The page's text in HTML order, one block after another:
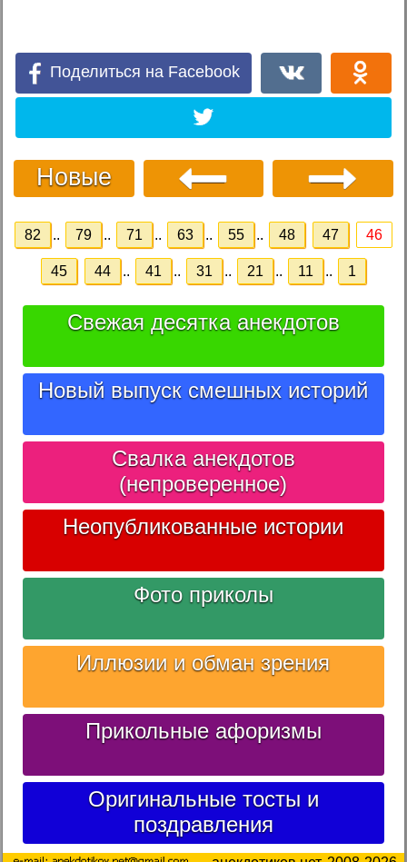
Поделиться на Facebook
Новые
82 .. 79 .. 71 .. 63 .. 55 .. 48 47 46
45 44 .. 41 .. 31 .. 21 .. 11 .. 1
Свежая десятка анекдотов
Новый выпуск смешных историй
Свалка анекдотов
(непроверенное)
Неопубликованные истории
Фото приколы
Иллюзии и обман зрения
Прикольные афоризмы
Оригинальные тосты и
поздравления